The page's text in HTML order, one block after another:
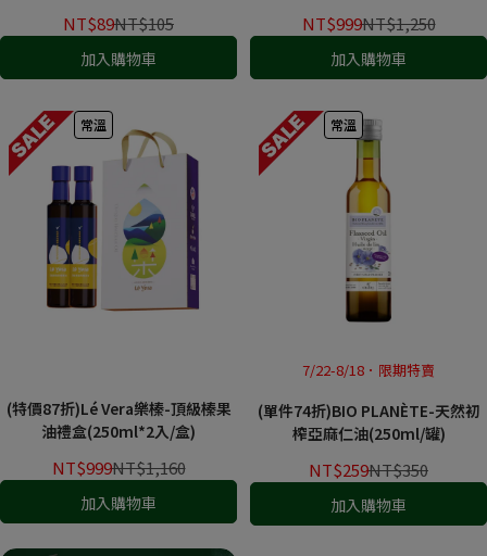
NT$89NT$105
加入購物車
NT$999NT$1,250
加入購物車
常溫
(特價87折)Lé Vera樂榛-頂級​榛果​
油禮盒(250ml*2入/盒)
NT$999NT$1,160
加入購物車
常溫
7/22-8/18．限期特賣
(單件74折)BIO PLANÈTE-天然初
榨亞麻仁油(250ml/罐)
NT$259NT$350
加入購物車